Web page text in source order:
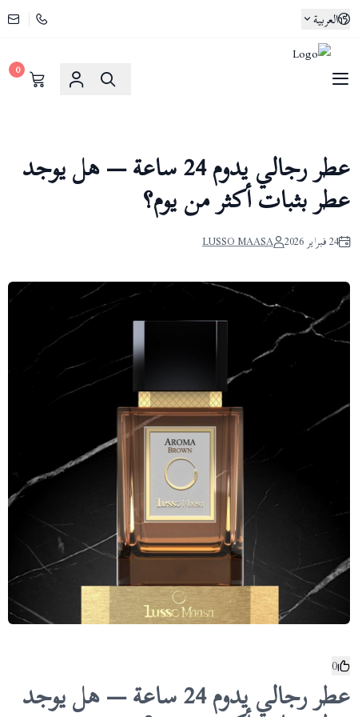
العربية
0
عطر رجالي يدوم 24 ساعة — هل يوجد
عطر بثبات أكثر من يوم؟
24 فبراير 2026 LUSSO MAASA
0
عطر رجالي يدوم 24 ساعة — هل يوجد